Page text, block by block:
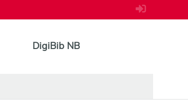
DigiBib NB